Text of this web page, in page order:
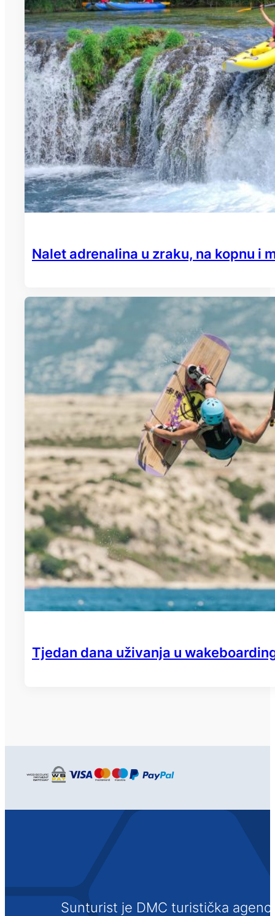
Nalet adrenalina u zraku, na kopnu i
Tjedan dana uživanja u
Sunturist je DMC turistička